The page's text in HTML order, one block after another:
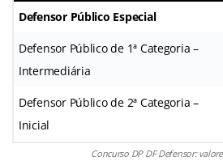
Defensor Público Especial
Defensor Público de 1ª Categoria –
Intermediária
Defensor Público de 2ª Categoria –
Inicial
Concurso DP DF Defensor: